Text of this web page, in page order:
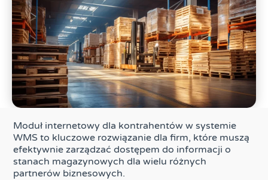
Moduł internetowy dla kontrahentów w systemie
WMS to kluczowe rozwiązanie dla firm, które muszą
efektywnie zarządzać dostępem do informacji o
stanach magazynowych dla wielu różnych
partnerów biznesowych.